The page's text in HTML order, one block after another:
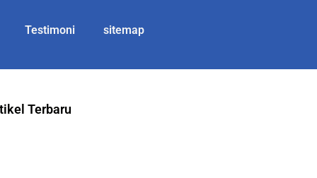
Testimoni sitemap
Terbaru